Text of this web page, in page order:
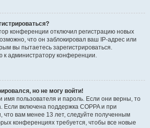
конференции отключил регистрацию новых
что он заблокировал ваш IP-адрес или
вы пытаетесь зарегистрироваться.
к администратору конференции.
но не могу войти!
имя пользователя и пароль. Если они верны, то
Если включена поддержка COPPA и при
что вам менее 13 лет, следуйте полученным
конференциях требуется, чтобы все новые